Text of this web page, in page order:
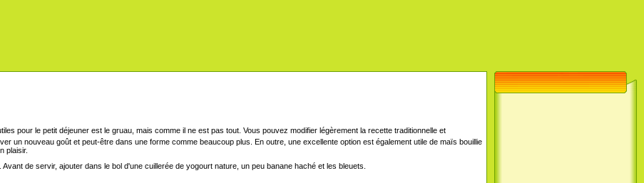
pour le petit déjeuner est le gruau, mais comme il ne est pas tout. Vous pouvez modifier légèrement la recette traditionnelle et
un nouveau goût et peut-être dans une forme comme beaucoup plus. En outre, une excellente option est également utile de maïs bouillie
plaisir.
de servir, ajouter dans le bol d'une cuillerée de yogourt nature, un peu banane haché et les bleuets.